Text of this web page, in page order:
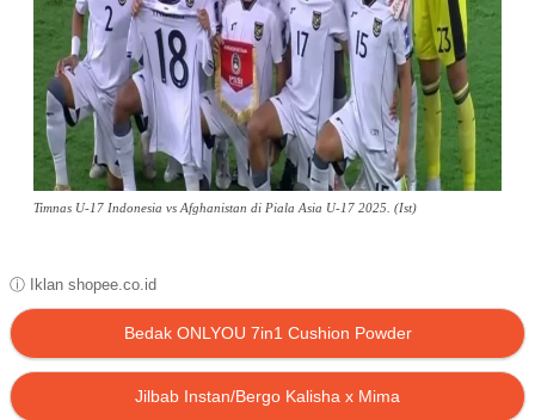
Timnas U-17 Indonesia vs Afghanistan di Piala Asia U-17 2025. (Ist)
ⓘ Iklan shopee.co.id
Bedak ONLYOU 7in1 Cushion Powder
Jilbab Instan/Bergo Kalisha x Mima